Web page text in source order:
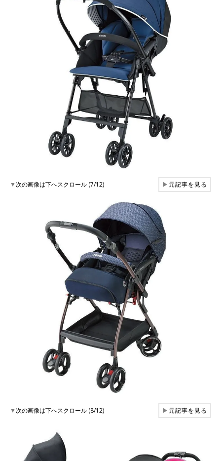
▼次の画像は下へスクロール (7/12) ▶元記事を見る
▼次の画像は下へスクロール (8/12) ▶元記事を見る